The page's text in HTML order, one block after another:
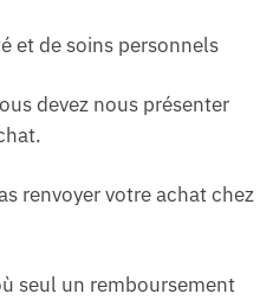
et de soins personnels
devez nous présenter
renvoyer votre achat chez
seul un remboursement